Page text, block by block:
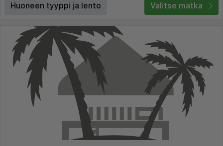
Huoneen tyyppi ja lento Valitse matka